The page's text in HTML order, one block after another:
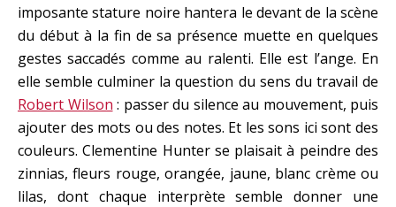
imposante stature noire hantera le devant de la scène
du début à la fin de sa présence muette en quelques
gestes saccadés comme au ralenti. Elle est l’ange. En
elle semble culminer la question du sens du travail de
Robert Wilson : passer du silence au mouvement, puis
ajouter des mots ou des notes. Et les sons ici sont des
couleurs. Clementine Hunter se plaisait à peindre des
zinnias, fleurs rouge, orangée, jaune, blanc crème ou
lilas, dont chaque interprète semble donner une